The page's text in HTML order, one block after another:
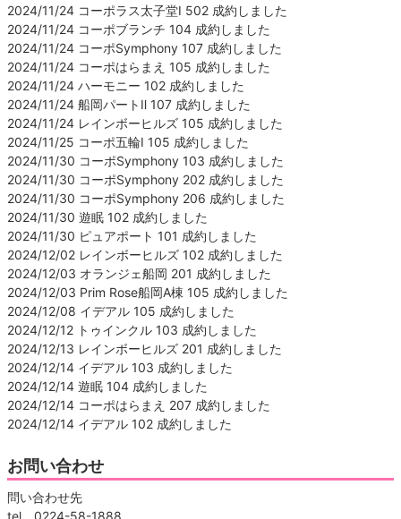
2024/11/24 コーポラス太子堂Ⅰ 502 成約しました
2024/11/24 コーポブランチ 104 成約しました
2024/11/24 コーポSymphony 107 成約しました
2024/11/24 コーポはらまえ 105 成約しました
2024/11/24 ハーモニー 102 成約しました
2024/11/24 船岡パートⅡ 107 成約しました
2024/11/24 レインボーヒルズ 105 成約しました
2024/11/25 コーポ五輪Ⅰ 105 成約しました
2024/11/30 コーポSymphony 103 成約しました
2024/11/30 コーポSymphony 202 成約しました
2024/11/30 コーポSymphony 206 成約しました
2024/11/30 遊眠 102 成約しました
2024/11/30 ピュアポート 101 成約しました
2024/12/02 レインボーヒルズ 102 成約しました
2024/12/03 オランジェ船岡 201 成約しました
2024/12/03 Prim Rose船岡A棟 105 成約しました
2024/12/08 イデアル 105 成約しました
2024/12/12 トゥインクル 103 成約しました
2024/12/13 レインボーヒルズ 201 成約しました
2024/12/14 イデアル 103 成約しました
2024/12/14 遊眠 104 成約しました
2024/12/14 コーポはらまえ 207 成約しました
2024/12/14 イデアル 102 成約しました
お問い合わせ
問い合わせ先
tel 0224-58-1888